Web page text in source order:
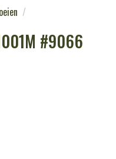
#9066